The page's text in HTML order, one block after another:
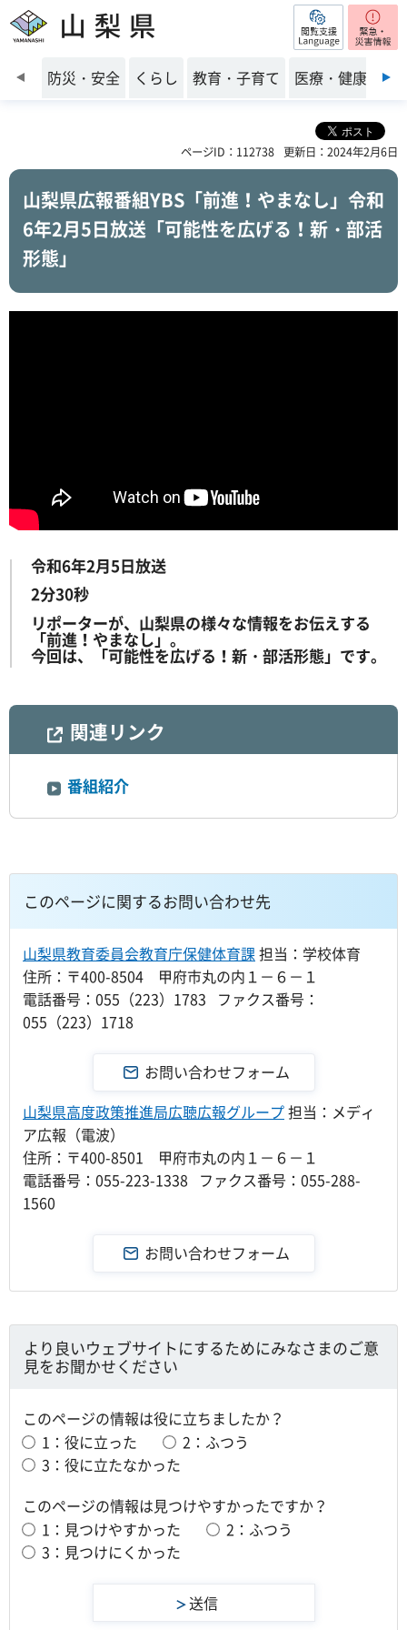
山梨県 閲覧支援
前のスライドを表示
防災・安全 くらし 教育・子育て 医療・健康・福
ページID：112738 更新日：2024年2月6日
山梨県広報番組YBS「前進！やまなし」令和
6年2月5日放送「可能性を広げる！新・部活
形態」
令和6年2月5日放送
2分30秒
リポーターが、山梨県の様々な情報をお伝えする
「前進！やまなし」。
今回は、「可能性を広げる！新・部活形態」です。
関連リンク
番組紹介
このページに関するお問い合わせ先
山梨県教育委員会教育庁保健体育課 担当：学校体育
住所：〒400-8504 甲府市丸の内１－６－１
電話番号：055（223）1783 ファクス番号：
055（223）1718
山梨県高度政策推進局広聴広報グループ担当：メディ
ア広報（電波）
住所：〒400-8501 甲府市丸の内１－６－１
電話番号：055-223-1338 ファクス番号：055-288-
1560
より良いウェブサイトにするためにみなさまのご意
見をお聞かせください
このページの情報は役に立ちましたか？
1：役に立った
2：ふつう
3：役に立たなかった
このページの情報は見つけやすかったですか？
1：見つけやすかった
2：ふつう
3：見つけにくかった